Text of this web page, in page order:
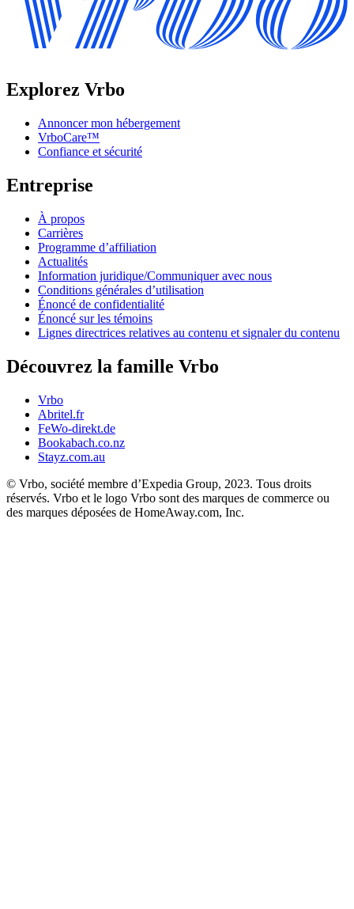
Explorez Vrbo
Annoncer mon hébergement
VrboCare™
Confiance et sécurité
Entreprise
À propos
Carrières
Programme d’affiliation
Actualités
Information juridique/Communiquer avec nous
Conditions générales d’utilisation
Énoncé de confidentialité
Énoncé sur les témoins
Lignes directrices relatives au contenu et signaler du contenu
Découvrez la famille Vrbo
Vrbo
Abritel.fr
FeWo-direkt.de
Bookabach.co.nz
Stayz.com.au
© Vrbo, société membre d’Expedia Group, 2023. Tous droits
réservés. Vrbo et le logo Vrbo sont des marques de commerce ou
des marques déposées de HomeAway.com, Inc.